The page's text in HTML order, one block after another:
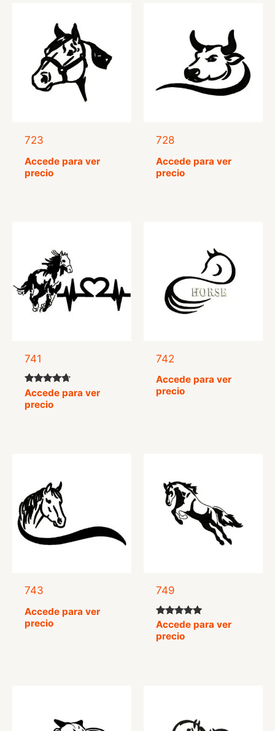
723
Accede para ver
precio
728
Accede para ver
precio
741
Valorado
con
4.50
Accede para ver
precio
742
Accede para ver
precio
743
Accede para ver
precio
749
Valorado
con
5.00
Accede para ver
precio